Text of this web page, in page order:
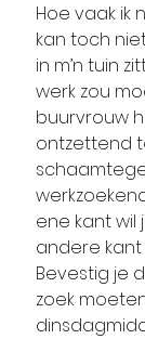
Hoe vaak ik
kan toch
in m’n tuin
werk zou
buurvrouw
ontzettend
ene kant wil
andere
Bevestig je
zoek